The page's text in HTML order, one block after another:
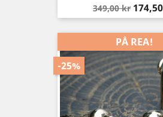
Baspris
349,00 kr Pris
-25%
PÅ REA!